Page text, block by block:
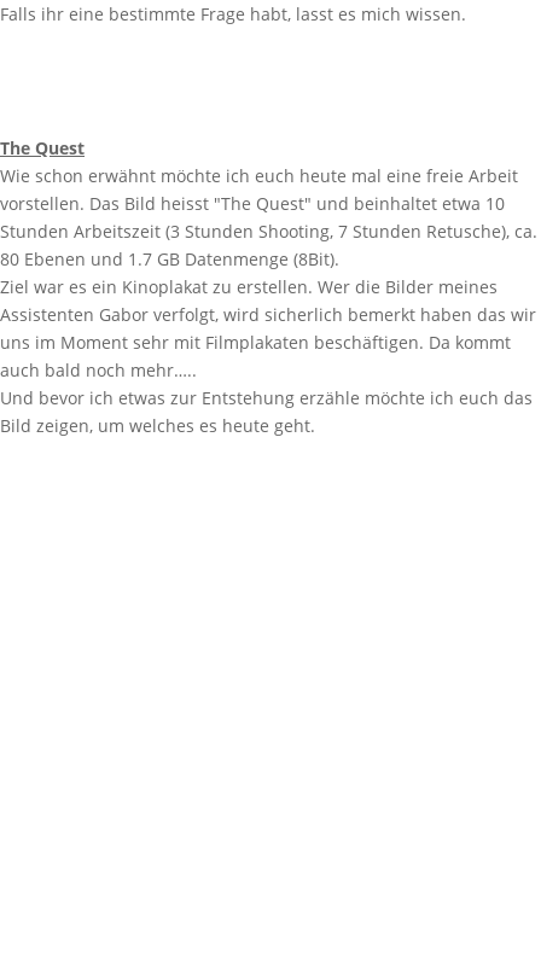
Falls ihr eine bestimmte Frage habt, lasst es mich wissen.
The Quest
Wie schon erwähnt möchte ich euch heute mal eine freie Arbeit
vorstellen. Das Bild heisst "The Quest" und beinhaltet etwa 10
Stunden Arbeitszeit (3 Stunden Shooting, 7 Stunden Retusche), ca.
80 Ebenen und 1.7 GB Datenmenge (8Bit).
Ziel war es ein Kinoplakat zu erstellen. Wer die Bilder meines
Assistenten Gabor verfolgt, wird sicherlich bemerkt haben das wir
uns im Moment sehr mit Filmplakaten beschäftigen. Da kommt
auch bald noch mehr…..
Und bevor ich etwas zur Entstehung erzähle möchte ich euch das
Bild zeigen, um welches es heute geht.